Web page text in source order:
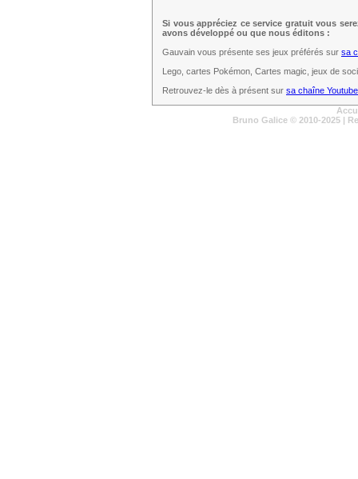
Si vous appréciez ce service gratuit vous
avons développé ou que nous éditons :
Gauvain vous présente ses jeux préférés sur sa
Lego, cartes Pokémon, Cartes magic, jeux de
Retrouvez-le dès à présent sur sa chaîne Youtube
Bruno Galice © 2010-2025 |